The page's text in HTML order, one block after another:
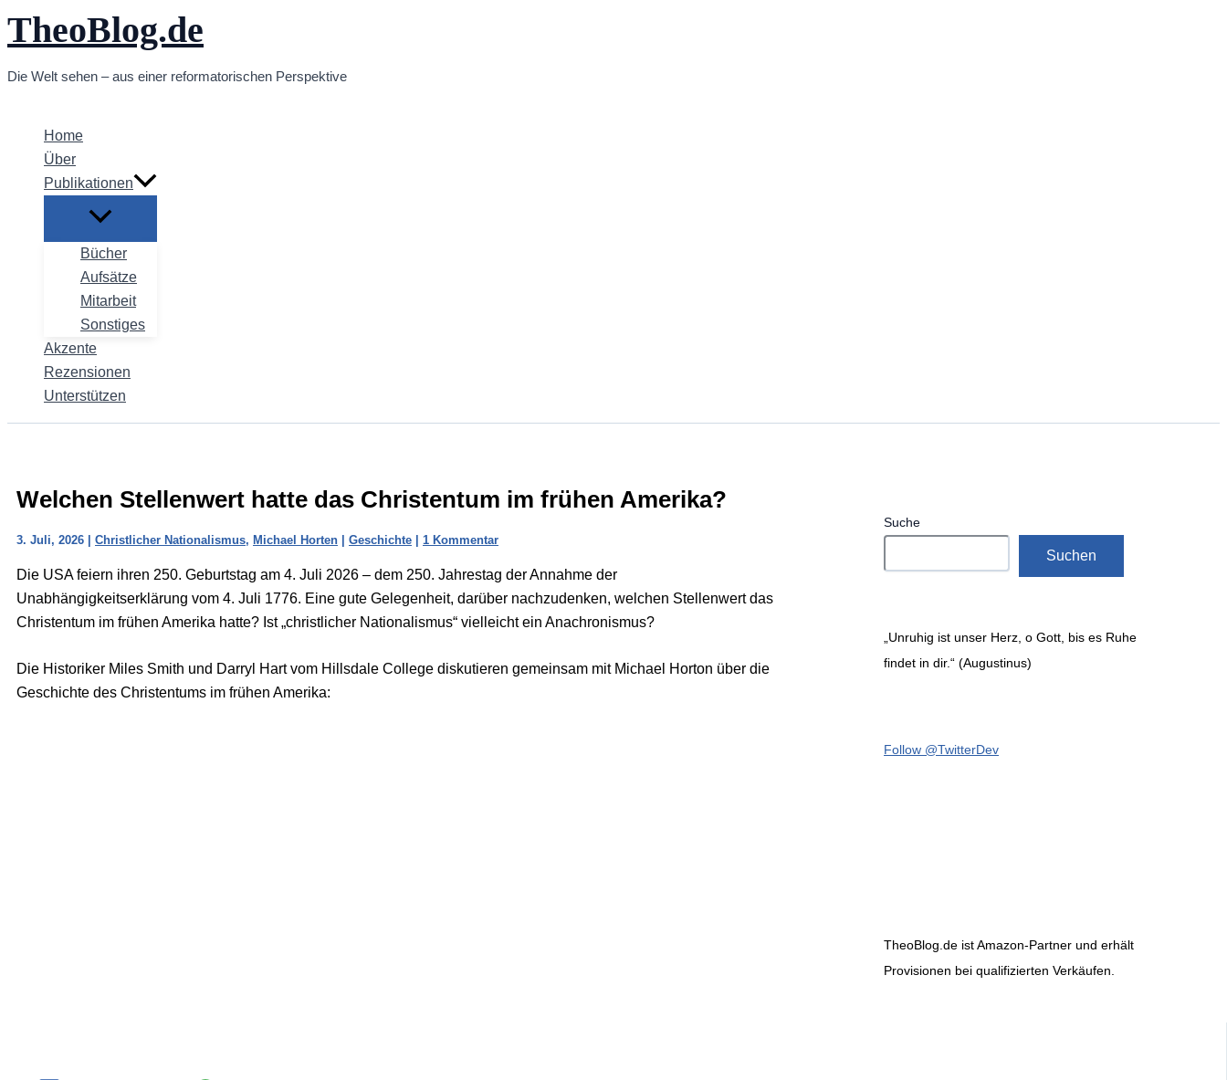
Zum
Inhalt
TheoBlog.de
Die Welt sehen – aus einer reformatorischen Perspektive
Home
Über
Publikationen
Bücher
Aufsätze
Mitarbeit
Sonstiges
Akzente
Rezensionen
Unterstützen
Welchen Stellenwert hatte das Christentum im frühen Amerika?
3. Juli, 2026 | Christlicher Nationalismus, Michael Horten | Geschichte | 1 Kommentar
Die USA feiern ihren 250. Geburtstag am 4. Juli 2026 – dem 250. Jahrestag der Annahme der
Unabhängigkeitserklärung vom 4. Juli 1776. Eine gute Gelegenheit, darüber nachzudenken, welchen Stellenwert das
Christentum im frühen Amerika hatte? Ist „christlicher Nationalismus“ vielleicht ein Anachronismus?
Die Historiker Miles Smith und Darryl Hart vom Hillsdale College diskutieren gemeinsam mit Michael Horton über die
Geschichte des Christentums im frühen Amerika:
Suche
Suchen
„Unruhig ist unser Herz, o Gott, bis es Ruhe
findet in dir.“ (Augustinus)
Follow @TwitterDev
TheoBlog.de ist Amazon-Partner und erhält
Provisionen bei qualifizierten Verkäufen.